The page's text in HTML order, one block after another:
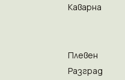
Каварна
Плевен
Разград